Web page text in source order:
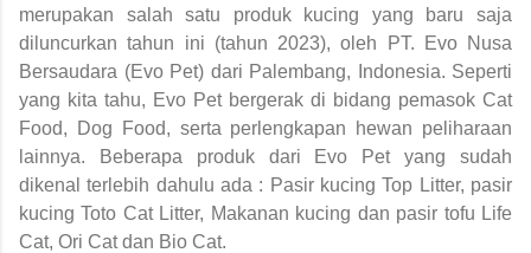
merupakan salah satu produk kucing yang baru saja
diluncurkan tahun ini (tahun 2023), oleh PT. Evo Nusa
Bersaudara (Evo Pet) dari Palembang, Indonesia. Seperti
yang kita tahu, Evo Pet bergerak di bidang pemasok Cat
Food, Dog Food, serta perlengkapan hewan peliharaan
lainnya. Beberapa produk dari Evo Pet yang sudah
dikenal terlebih dahulu ada : Pasir kucing Top Litter, pasir
kucing Toto Cat Litter, Makanan kucing dan pasir tofu Life
Cat, Ori Cat dan Bio Cat.